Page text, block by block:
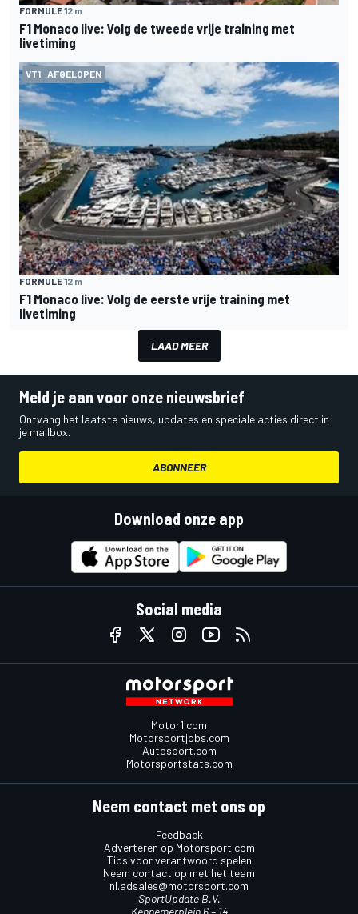
FORMULE 12 m
F1 Monaco live: Volg de tweede vrije training met
livetiming
VT1 AFGELOPEN
FORMULE 12 m
F1 Monaco live: Volg de eerste vrije training met
livetiming
LAAD MEER
Meld je aan voor onze nieuwsbrief
Ontvang het laatste nieuws, updates en speciale acties direct in
je mailbox.
ABONNEER
Download onze app
Social media
Motor1.com
Motorsportjobs.com
Autosport.com
Motorsportstats.com
Neem contact met ons op
Feedback
Adverteren op Motorsport.com
Tips voor verantwoord spelen
Neem contact op met het team
nl.adsales@motorsport.com
SportUpdate B.V.
Kennemerplein 6 – 14